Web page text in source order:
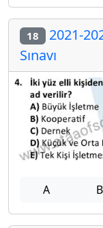
18 2021-
Sınavı
A B